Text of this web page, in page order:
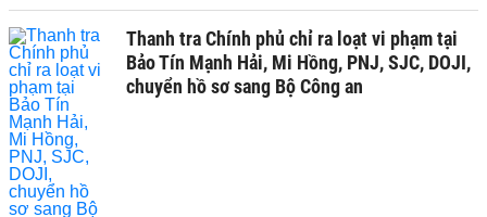
Thanh tra Chính phủ chỉ ra loạt vi phạm tại
Bảo Tín Mạnh Hải, Mi Hồng, PNJ, SJC, DOJI,
chuyển hồ sơ sang Bộ Công an